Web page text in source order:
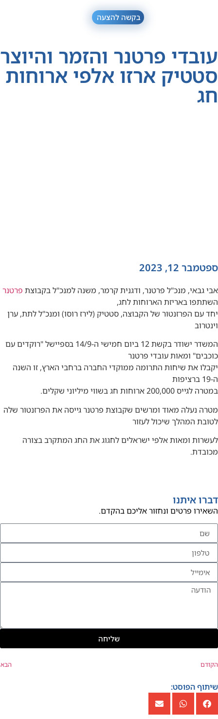
בקשה להצעה
עובדי פרטנר והזמר והיוצר
סטטיק ארזו אלפי ארוחות
חג
ספטמבר 12, 2023
אבי גבאי, מנכ"ל פרטנר, ודגנית קרמר, משנה למנכ"ל בקבוצת פרטנר
השתתפו באריזת הארוחות לחג,
יחד עם הפרזנטור של הקבוצה, סטטיק (לירז רוסו) ומנכ"ל לתת, ערן
וינטרוב
המשדר ישודר בקשת 12 ביום חמישי ה-14/9 בספיישל "רוקדים עם
כוכבים" ומאות עובדי פרטנר
יקבלו את שיחות התרומה ממוקדי החברה ברחבי הארץ, זו השנה
ה-19 ברציפות
במטרה לגייס 200,000 ארוחות חג בשווי מיליוני שקלים.
מטרה נעלה מאוד ומרשים שקבוצת פרטנר גייסה את הפרזנטור שלה
לטובת המהלך שיכול לעזור
לעשרות ומאות אלפי ישראלים לחגוג את החג המתקרב בצורה
מכובדת.
דברו איתנו
השאירו פרטים ונחזור אליכם בהקדם.
שליחה
הקודם הבא
שיתוף הפוסט: